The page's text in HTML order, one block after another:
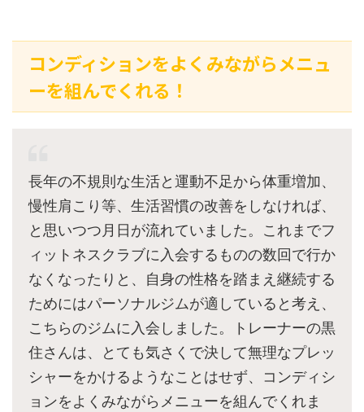
コンディションをよくみながらメニュ
ーを組んでくれる！
長年の不規則な生活と運動不足から体重増加、
慢性肩こり等、生活習慣の改善をしなければ、
と思いつつ月日が流れていました。これまでフ
ィットネスクラブに入会するものの数回で行か
なくなったりと、自身の性格を踏まえ継続する
ためにはパーソナルジムが適していると考え、
こちらのジムに入会しました。トレーナーの黒
住さんは、とても気さくで決して無理なプレッ
シャーをかけるようなことはせず、コンディシ
ョンをよくみながらメニューを組んでくれま